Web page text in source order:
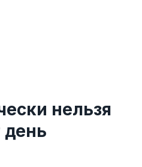
нельзя
день